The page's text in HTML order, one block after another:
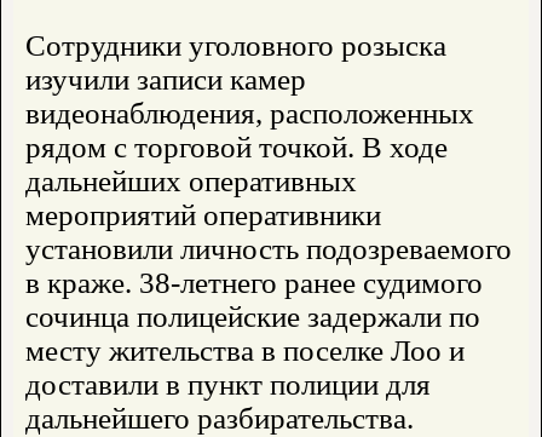
Сотрудники уголовного розыска
изучили записи камер
видеонаблюдения, расположенных
рядом с торговой точкой. В ходе
дальнейших оперативных
мероприятий оперативники
установили личность подозреваемого
в краже. 38-летнего ранее судимого
сочинца полицейские задержали по
месту жительства в поселке Лоо и
доставили в пункт полиции для
дальнейшего разбирательства.